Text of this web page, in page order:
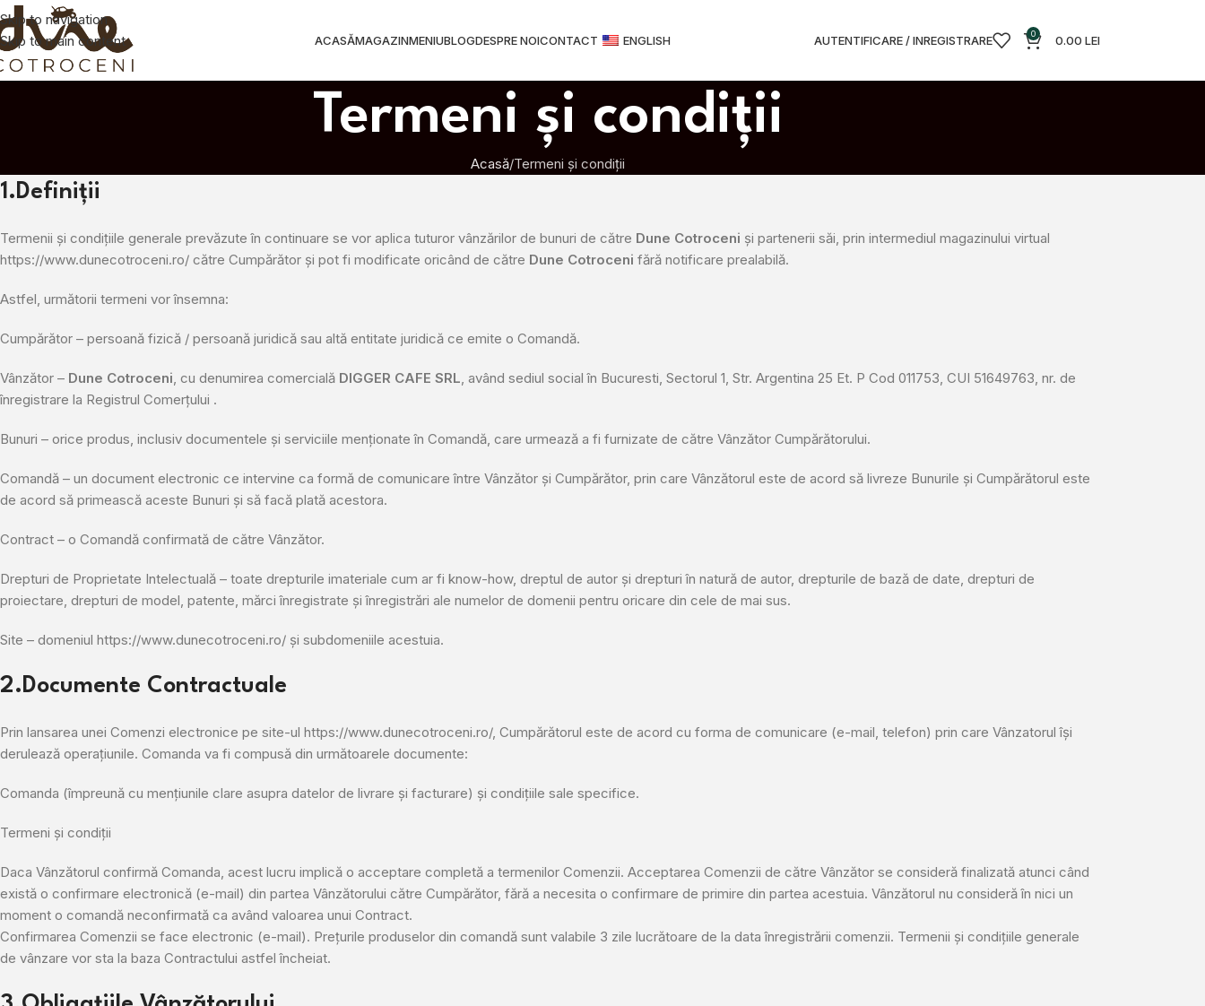
Skip to navigation
Skip to main content
ACASĂMAGAZINMENIUBLOGDESPRE NOICONTACT ENGLISH AUTENTIFICARE / INREGISTRARE 0 0.00 LEI
Termeni și condiții
Acasă Termeni și condiții
1.Definiții
Termenii și condițiile generale prevăzute în continuare se vor aplica tuturor vânzărilor de bunuri de către Dune Cotroceni și partenerii săi, prin intermediul magazinului virtual
https://www.dunecotroceni.ro/ către Cumpărător și pot fi modificate oricând de către Dune Cotroceni fără notificare prealabilă.
Astfel, următorii termeni vor însemna:
Cumpărător – persoană fizică / persoană juridică sau altă entitate juridică ce emite o Comandă.
Vânzător – Dune Cotroceni, cu denumirea comercială DIGGER CAFE SRL, având sediul social în Bucuresti, Sectorul 1, Str. Argentina 25 Et. P Cod 011753, CUI 51649763, nr. de
înregistrare la Registrul Comerțului .
Bunuri – orice produs, inclusiv documentele și serviciile menționate în Comandă, care urmează a fi furnizate de către Vânzător Cumpărătorului.
Comandă – un document electronic ce intervine ca formă de comunicare între Vânzător și Cumpărător, prin care Vânzătorul este de acord să livreze Bunurile și Cumpărătorul este
de acord să primească aceste Bunuri și să facă plată acestora.
Contract – o Comandă confirmată de către Vânzător.
Drepturi de Proprietate Intelectuală – toate drepturile imateriale cum ar fi know-how, dreptul de autor și drepturi în natură de autor, drepturile de bază de date, drepturi de
proiectare, drepturi de model, patente, mărci înregistrate și înregistrări ale numelor de domenii pentru oricare din cele de mai sus.
Site – domeniul https://www.dunecotroceni.ro/ și subdomeniile acestuia.
2.Documente Contractuale
Prin lansarea unei Comenzi electronice pe site-ul https://www.dunecotroceni.ro/, Cumpărătorul este de acord cu forma de comunicare (e-mail, telefon) prin care Vânzatorul își
derulează operațiunile. Comanda va fi compusă din următoarele documente:
Comanda (împreună cu mențiunile clare asupra datelor de livrare și facturare) și condițiile sale specifice.
Termeni și condiții
Daca Vânzătorul confirmă Comanda, acest lucru implică o acceptare completă a termenilor Comenzii. Acceptarea Comenzii de către Vânzător se consideră finalizată atunci când
există o confirmare electronică (e-mail) din partea Vânzătorului către Cumpărător, fără a necesita o confirmare de primire din partea acestuia. Vânzătorul nu consideră în nici un
moment o comandă neconfirmată ca având valoarea unui Contract.
Confirmarea Comenzii se face electronic (e-mail). Prețurile produselor din comandă sunt valabile 3 zile lucrătoare de la data înregistrării comenzii. Termenii și condițiile generale
de vânzare vor sta la baza Contractului astfel încheiat.